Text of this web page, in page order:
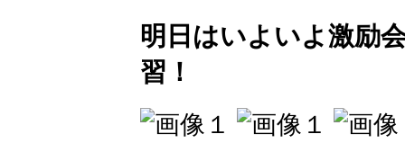
明日はいよいよ激励
習！